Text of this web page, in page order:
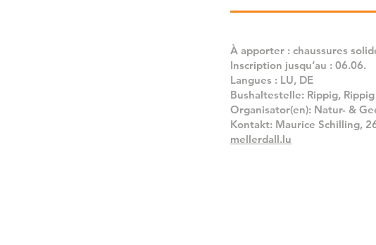
À apporter : chaussures
Inscription jusqu’au : 06.06.
Langues : LU, DE
Bushaltestelle: Rippig, Rippig
Organisator(en): Natur- &
Kontakt: Maurice Schilling,
mellerdall.lu